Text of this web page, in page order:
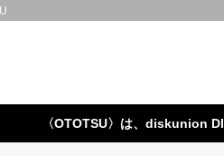
〈OTOTSU〉は、diskunion